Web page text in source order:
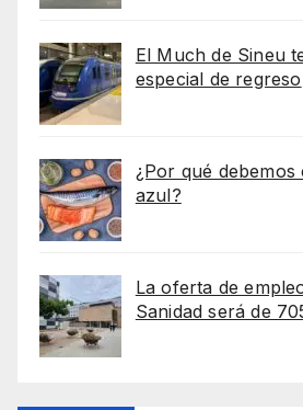
El Much de Sineu
especial de regreso
¿Por qué
azul?
La oferta de
Sanidad será de